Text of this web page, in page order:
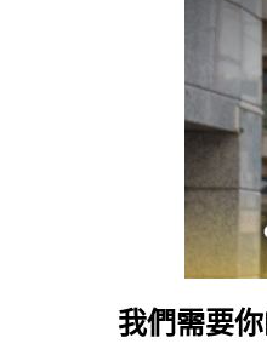
我們需要